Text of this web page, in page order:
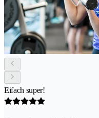
Eifach super!